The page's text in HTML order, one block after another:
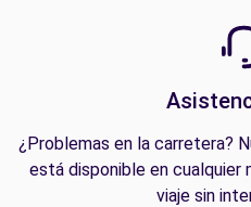
¿Problemas en la carretera?
está disponible en cualquier
viaje sin